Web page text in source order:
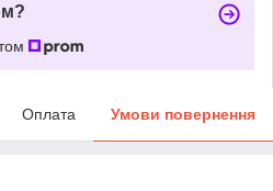
Оплата Умови повернення